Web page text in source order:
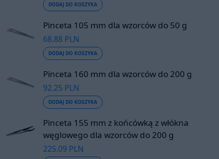
DODAJ DO KOSZYKA
Pinceta 105 mm dla wzorców do 50 g
68.88 PLN
DODAJ DO KOSZYKA
Pinceta 160 mm dla wzorców do 200 g
92.25 PLN
DODAJ DO KOSZYKA
Pinceta 155 mm z końcówką z włókna
węglowego dla wzorców do 200 g
225.09 PLN